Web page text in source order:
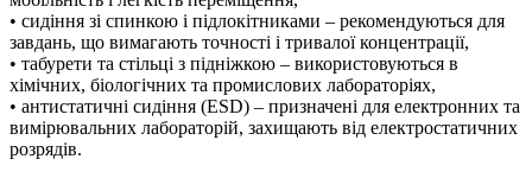
• сидіння зі спинкою і підлокітниками – рекомендуються для
завдань, що вимагають точності і тривалої концентрації,
• табурети та стільці з підніжкою – використовуються в
хімічних, біологічних та промислових лабораторіях,
• антистатичні сидіння (ESD) – призначені для електронних та
вимірювальних лабораторій, захищають від електростатичних
розрядів.